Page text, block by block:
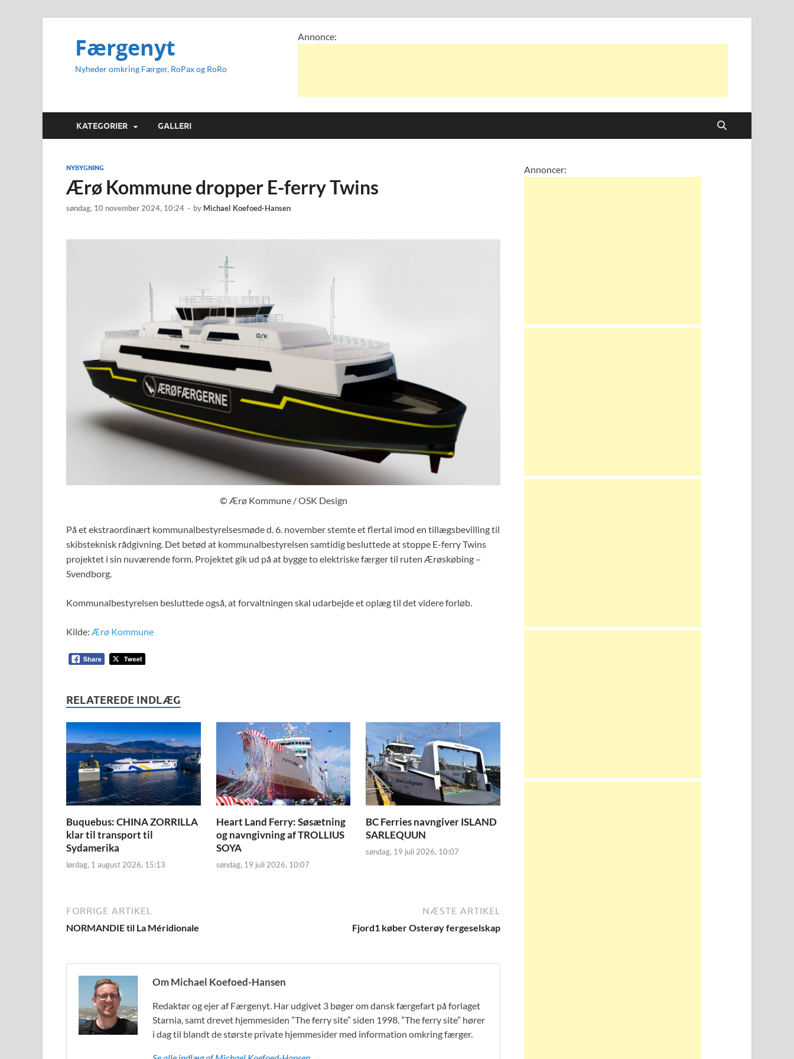
Færgenyt
Nyheder omkring Færger, RoPax og RoRo
Annonce:
KATEGORIER GALLERI
NYBYGNING
Ærø Kommune dropper E-ferry Twins
søndag, 10 november 2024, 10:24 - by Michael Koefoed-Hansen
© Ærø Kommune / OSK Design
På et ekstraordinært kommunalbestyrelsesmøde d. 6. november stemte et flertal imod en tillægsbevilling til
skibsteknisk rådgivning. Det betød at kommunalbestyrelsen samtidig besluttede at stoppe E-ferry Twins
projektet i sin nuværende form. Projektet gik ud på at bygge to elektriske færger til ruten Ærøskøbing –
Svendborg.
Kommunalbestyrelsen besluttede også, at forvaltningen skal udarbejde et oplæg til det videre forløb.
Kilde: Ærø Kommune
RELATEREDE INDLÆG
Buquebus: CHINA ZORRILLA
klar til transport til
Sydamerika
lørdag, 1 august 2026, 15:13
Heart Land Ferry: Søsætning
og navngivning af TROLLIUS
SOYA
søndag, 19 juli 2026, 10:07
BC Ferries navngiver ISLAND
SARLEQUUN
søndag, 19 juli 2026, 10:07
FORRIGE ARTIKEL
NORMANDIE til La Méridionale
NÆSTE ARTIKEL
Fjord1 køber Osterøy fergeselskap
Om Michael Koefoed-Hansen
Redaktør og ejer af Færgenyt. Har udgivet 3 bøger om dansk færgefart på forlaget
Starnia, samt drevet hjemmesiden ”The ferry site” siden 1998. ”The ferry site” hører
i dag til blandt de største private hjemmesider med information omkring færger.
Annoncer: